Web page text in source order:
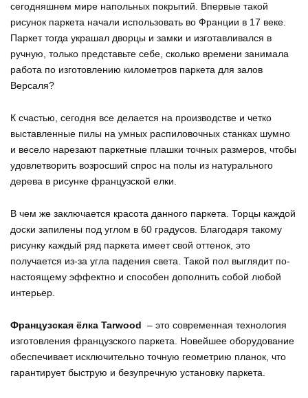
сегодняшнем мире напольных покрытий. Впервые такой
рисунок паркета начали использовать во Франции в 17 веке.
Паркет тогда украшал дворцы и замки и изготавливался в
ручную, только представьте себе, сколько времени занимала
работа по изготовлению километров паркета для залов
Версаля?
К счастью, сегодня все делается на производстве и четко
выставленные пилы на умных распиловочных станках шумно
и весело нарезают паркетные плашки точных размеров, чтобы
удовлетворить возросший спрос на полы из натурального
дерева в рисунке французской елки.
В чем же заключается красота данного паркета. Торцы каждой
доски запилены под углом в 60 градусов. Благодаря такому
рисунку каждый ряд паркета имеет свой оттенок, это
получается из-за угла падения света. Такой пол выглядит по-
настоящему эффектно и способен дополнить собой любой
интерьер.
Французская ёлка Tarwood – это современная технология
изготовления французского паркета. Новейшее оборудование
обеспечивает исключительно точную геометрию планок, что
гарантирует быструю и безупречную установку паркета.